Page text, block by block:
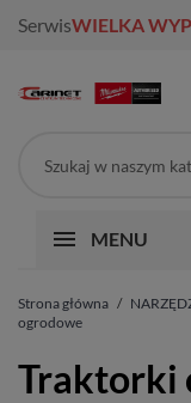
SerwisWIELKA
MENU
Strona główna
ogrodowe
Traktorki